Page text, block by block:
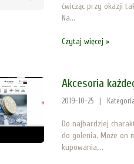
ćwicząc przy okazji
Na...
Czytaj więcej »
Akcesoria
2019-10-25
Do najbardziej
do golenia. Może on
kupowania,...